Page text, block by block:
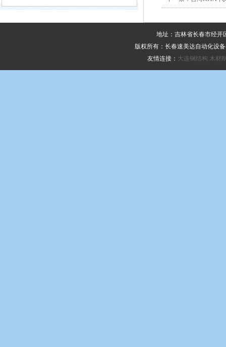
地址：吉林省长春市
版权所有：长春速美达自动化
友情连接： 大连钢结构 木材